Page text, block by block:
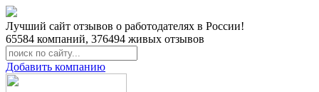
Лучший сайт отзывов о работодателях в России!
65584 компаний, 376494 живых отзывов
Добавить компанию